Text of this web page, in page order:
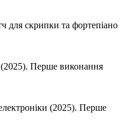
для скрипки та фортепіано
(2025). Перше виконання
(2025). Перше